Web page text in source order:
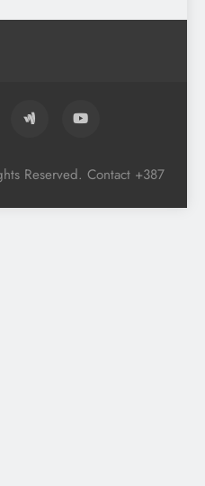
Reserved. Contact +387